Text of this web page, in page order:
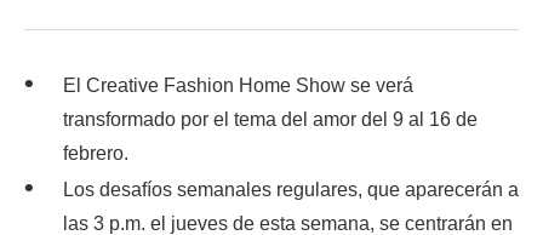
El Creative Fashion Home Show se verá
transformado por el tema del amor del 9 al 16 de
febrero.
Los desafíos semanales regulares, que aparecerán a
las 3 p.m. el jueves de esta semana, se centrarán en